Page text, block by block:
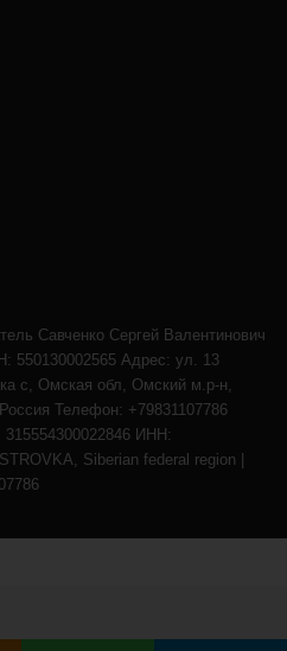
Савченко Сергей Валентинович
550130002565 Адрес: ул. 13
с, Омская обл, Омский м.р-н,
Телефон: +79831107786
ИНН:
Siberian federal region |